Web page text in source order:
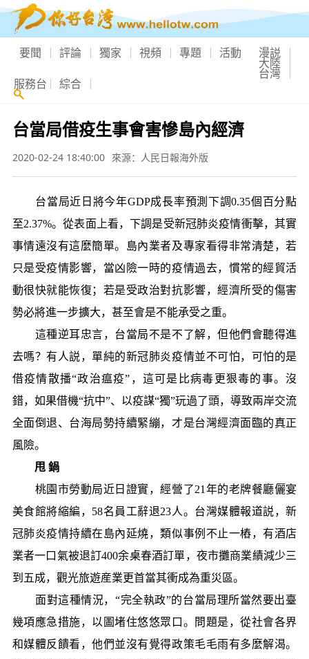
要聞 評論 獨家 視頻 專題 活動 漫説
大陸
台灣
服務台 綜合
台當局借疫生事會害慘島內經濟
2020-02-24 18:40:00 來源：人民日報海外版
台當局近日將今年GDP成長率預測下調0.35個百分點
至2.37%。從表面上看，下調是受新冠肺炎疫情衝擊，其實
事情遠沒有這麼簡單。島內業者及專家看得非常清楚，若
只是受疫情影響，當凶險一時的疫情過去，慣常的經貿活
動很快就能恢復；若是受政治對抗影響，經濟所受的傷害
勢必將進一步擴大，甚至會是不能承受之重。
這種逆耳忠言，台當局不是不了解，但他們會聽得進
去嗎？有人説，單純的新冠肺炎疫情並不可怕，可怕的是
借疫情散播“政治瘟疫”，這可是比病毒更狠毒的事。沒
錯，如果借機“抗中”、以疫謀“獨”玩過了頭，導致兩岸交流
全面倒退、台海局勢持續緊繃，才是台灣經濟面臨的真正
風險。
甩 鍋
桃園市勞動局近日證實，經營了21年的老牌餐廳儷宴
美食館將縮編，58名員工辭退23人。台灣媒體報道説，新
冠肺炎疫情持續在島內延燒，類似事例不止一樁，有酒店
業者一口氣被退訂400余桌春酒訂單，夜市攤商業績減少三
到五成，觀光旅遊産業更首當其衝成為重災區。
面對這種情況，“完全執政”的台當局理所當然要出臺
幾項應急措施，以圖堵住悠悠眾口。問題是，從社會各界
和媒體反饋看，他們並沒有覺得政策毛毛雨有多麼解渴。